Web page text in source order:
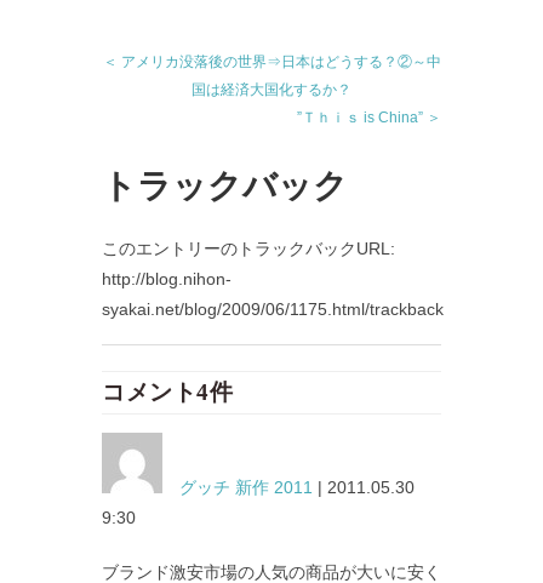
＜ アメリカ没落後の世界⇒日本はどうする？②～中
国は経済大国化するか？
”Ｔｈｉｓ is China” ＞
トラックバック
このエントリーのトラックバックURL:
http://blog.nihon-
syakai.net/blog/2009/06/1175.html/trackback
コメント4件
グッチ 新作 2011 | 2011.05.30
9:30
ブランド激安市場の人気の商品が大いに安く